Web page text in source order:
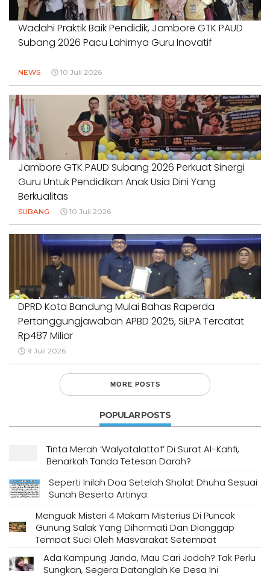
Wadahi Praktik Baik Pendidik, Jambore GTK PAUD
Subang 2026 Pacu Lahirnya Guru Inovatif
NEWS 10 Juli 2026
Jambore GTK PAUD Subang 2026 Perkuat Sinergi
Guru Untuk Pendidikan Anak Usia Dini Yang
Berkualitas
SUBANG 10 Juli 2026
DPRD Kota Bandung Mulai Bahas Raperda
Pertanggungjawaban APBD 2025, SiLPA Tercatat
Rp487 Miliar
9 Juli 2026
MORE POSTS
POPULAR POSTS
Tinta Merah ‘Walyatalattof’ Di Surat Al-Kahfi,
Benarkah Tanda Tetesan Darah?
Seperti Inilah Doa Setelah Sholat Dhuha Sesuai
Sunah Beserta Artinya
Menguak Misteri 4 Makam Misterius Di Puncak
Gunung Salak Yang Dihormati Dan Dianggap
Tempat Suci Oleh Masyarakat Setempat
Ada Kampung Janda, Mau Cari Jodoh? Tak Perlu
Sungkan, Segera Datanglah Ke Desa Ini